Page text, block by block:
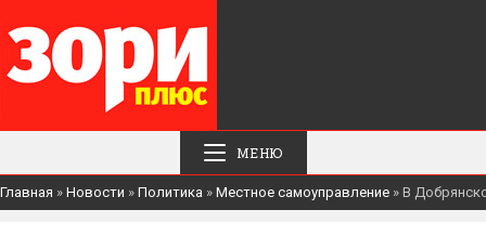
МЕНЮ
Главная » Новости » Политика » Местное самоуправление » В